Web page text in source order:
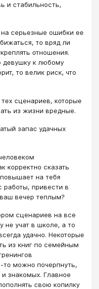
и стабильность,
на серьезные ошибки ее
то вряд ли
отношения.
девушку к любому
то велик риск, что
сценариев, которые
из жизни вредные.
запас удачных
корректно сказать
на тебя
работы, привести в
вечер теплым?
сценариев на все
не учат в школе, а то
удачно. Некоторые
из книг по семейным
то можно почерпнуть,
знакомых. Главное
свою копилку